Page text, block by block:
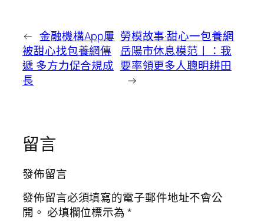
← 金融機構App屢
被甜心找包養網傳
遞 多方力促合規成
長
勞模故事·甜心一包養網
岳陽市休息模范丨：我
要率領更多人聰明耕田
→
留言
發佈留言
發佈留言必須填寫的電子郵件地址不會公
開。 必填欄位標示為*